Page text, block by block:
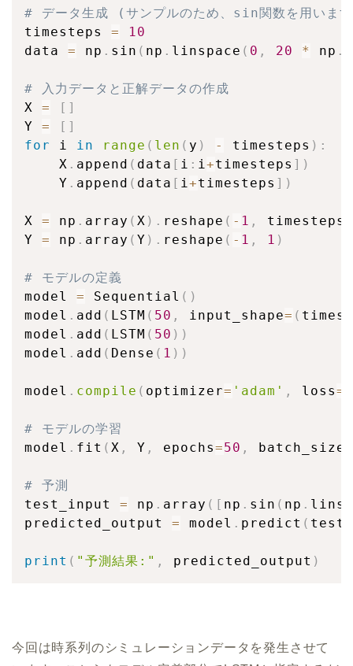
# データ生成 (サンプルのため、sin関数を用いま
timesteps =
10
data = np . sin ( np . linspace ( 0 , 20 * np .
# 入力データと正解データの作成
X = [ ]
Y = [ ]
for
i in range ( len ( y ) - timesteps ) :
    X
. append ( data [ i : i +timesteps ] )
    Y
. append ( data [ i +timesteps ] )
X = np . array ( X ) . reshape ( - 1 , timesteps
Y = np . array ( Y ) . reshape ( - 1 , 1 )
# モデルの定義
model = Sequential ( )
model . add ( LSTM ( 50 , input_shape= (
model . add ( LSTM ( 50 ) )
model . add ( Dense ( 1 ) )
model . compile ( optimizer= 'adam' , loss=
# モデルの学習
model . fit ( X , Y , epochs=50 , batch_size
# 予測
test_input = np . array ( [ np . sin ( np .
predicted_output = model . predict (
print ( "予測結果:" , predicted_output )
今回は時系列のシミュレーションデータを発生させて